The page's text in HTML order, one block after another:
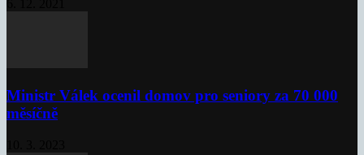
Ministr Válek ocenil domov pro seniory za 70 000
měsíčně